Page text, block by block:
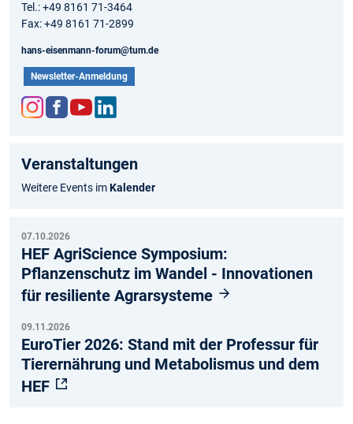
Tel.: +49 8161 71-3464
Fax: +49 8161 71-2899
hans-eisenmann-forum@tum.de
Newsletter-Anmeldung
am
ok
e
Veranstaltungen
Weitere Events imKalender
07.10.2026
HEF AgriScience Symposium:
Pflanzenschutz im Wandel - Innovationen
für resiliente Agrarsysteme
09.11.2026
EuroTier 2026: Stand mit der Professur für
Tierernährung und Metabolismus und dem
HEF